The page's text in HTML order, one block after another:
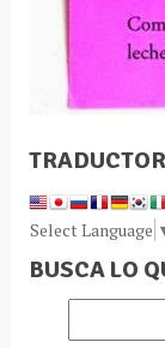
TRADUCTOR
Select Language
BUSCA LO